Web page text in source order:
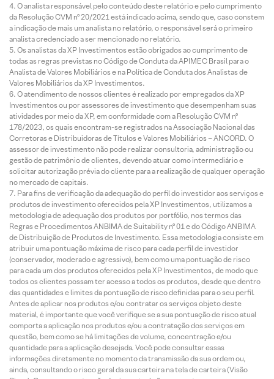
O analista responsável pelo conteúdo deste relatório e pelo cumprimento
da Resolução CVM nº 20/2021 está indicado acima, sendo que, caso constem
a indicação de mais um analista no relatório, o responsável será o primeiro
analista credenciado a ser mencionado no relatório.
Os analistas da XP Investimentos estão obrigados ao cumprimento de
todas as regras previstas no Código de Conduta da APIMEC Brasil para o
Analista de Valores Mobiliários e na Política de Conduta dos Analistas de
Valores Mobiliários da XP Investimentos.
O atendimento de nossos clientes é realizado por empregados da XP
Investimentos ou por assessores de investimento que desempenham suas
atividades por meio da XP, em conformidade com a Resolução CVM nº
178/2023, os quais encontram-se registrados na Associação Nacional das
Corretoras e Distribuidoras de Títulos e Valores Mobiliários – ANCORD. O
assessor de investimento não pode realizar consultoria, administração ou
gestão de patrimônio de clientes, devendo atuar como intermediário e
solicitar autorização prévia do cliente para a realização de qualquer operação
no mercado de capitais.
Para fins de verificação da adequação do perfil do investidor aos serviços e
produtos de investimento oferecidos pela XP Investimentos, utilizamos a
metodologia de adequação dos produtos por portfólio, nos termos das
Regras e Procedimentos ANBIMA de Suitability nº 01 e do Código ANBIMA
de Distribuição de Produtos de Investimento. Essa metodologia consiste em
atribuir uma pontuação máxima de risco para cada perfil de investidor
(conservador, moderado e agressivo), bem como uma pontuação de risco
para cada um dos produtos oferecidos pela XP Investimentos, de modo que
todos os clientes possam ter acesso a todos os produtos, desde que dentro
das quantidades e limites da pontuação de risco definidas para o seu perfil.
Antes de aplicar nos produtos e/ou contratar os serviços objeto deste
material, é importante que você verifique se a sua pontuação de risco atual
comporta a aplicação nos produtos e/ou a contratação dos serviços em
questão, bem como se há limitações de volume, concentração e/ou
quantidade para a aplicação desejada. Você pode consultar essas
informações diretamente no momento da transmissão da sua ordem ou,
ainda, consultando o risco geral da sua carteira na tela de carteira (Visão